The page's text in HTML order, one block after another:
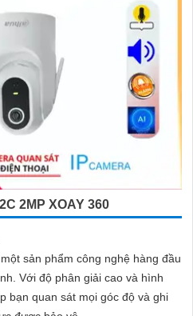
2MP XOAY 360
sản phẩm công nghệ hàng đầu
hình
bạn quan sát mọi góc độ và ghi